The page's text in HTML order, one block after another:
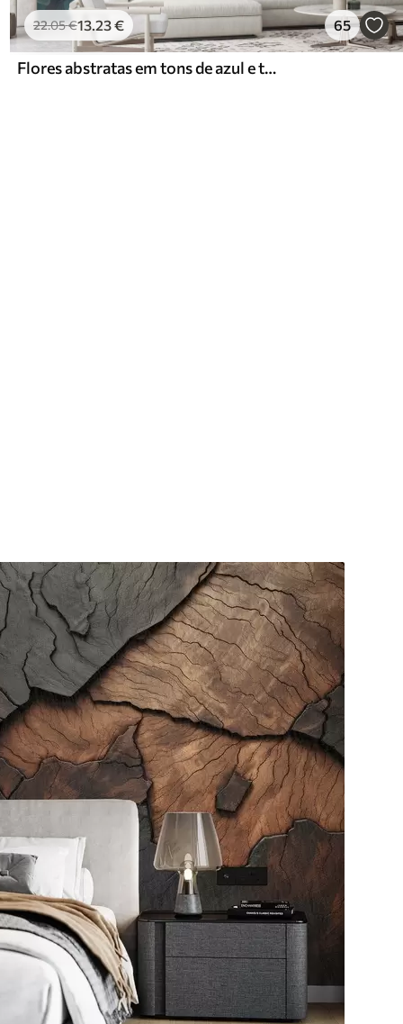
22.05€13.23€ 65
Flores abstratas em tons de azul e turquesa